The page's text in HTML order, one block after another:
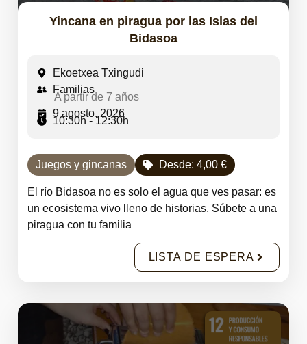
Yincana en piragua por las Islas del
Bidasoa
Ekoetxea Txingudi
Familias
A partir de 7 años
9 agosto, 2026
10:30h - 12:30h
Juegos y gincanas Desde: 4,00 €
El río Bidasoa no es solo el agua que ves pasar: es
un ecosistema vivo lleno de historias. Súbete a una
piragua con tu familia
LISTA DE ESPERA